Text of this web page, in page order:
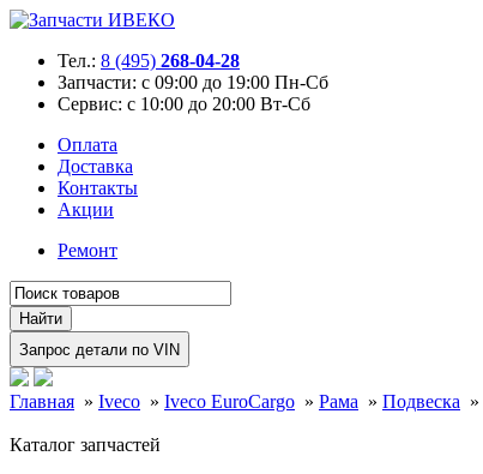
Тел.: 8 (495) 268-04-28
Запчасти: с 09:00 до 19:00 Пн-Сб
Сервис: с 10:00 до 20:00 Вт-Сб
Оплата
Доставка
Контакты
Акции
Ремонт
Главная » Iveco » Iveco EuroCargo » Рама » Подвеска »
Каталог запчастей